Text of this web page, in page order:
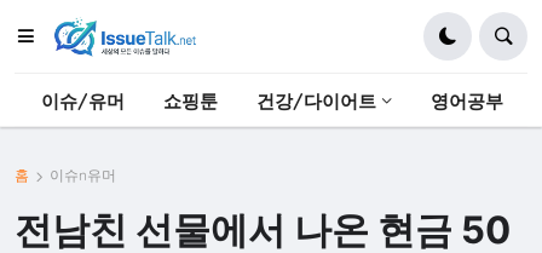
이슈/유머 쇼핑툰 건강/다이어트 영어공부
홈 이슈n유머
전남친 선물에서 나온 현금 50